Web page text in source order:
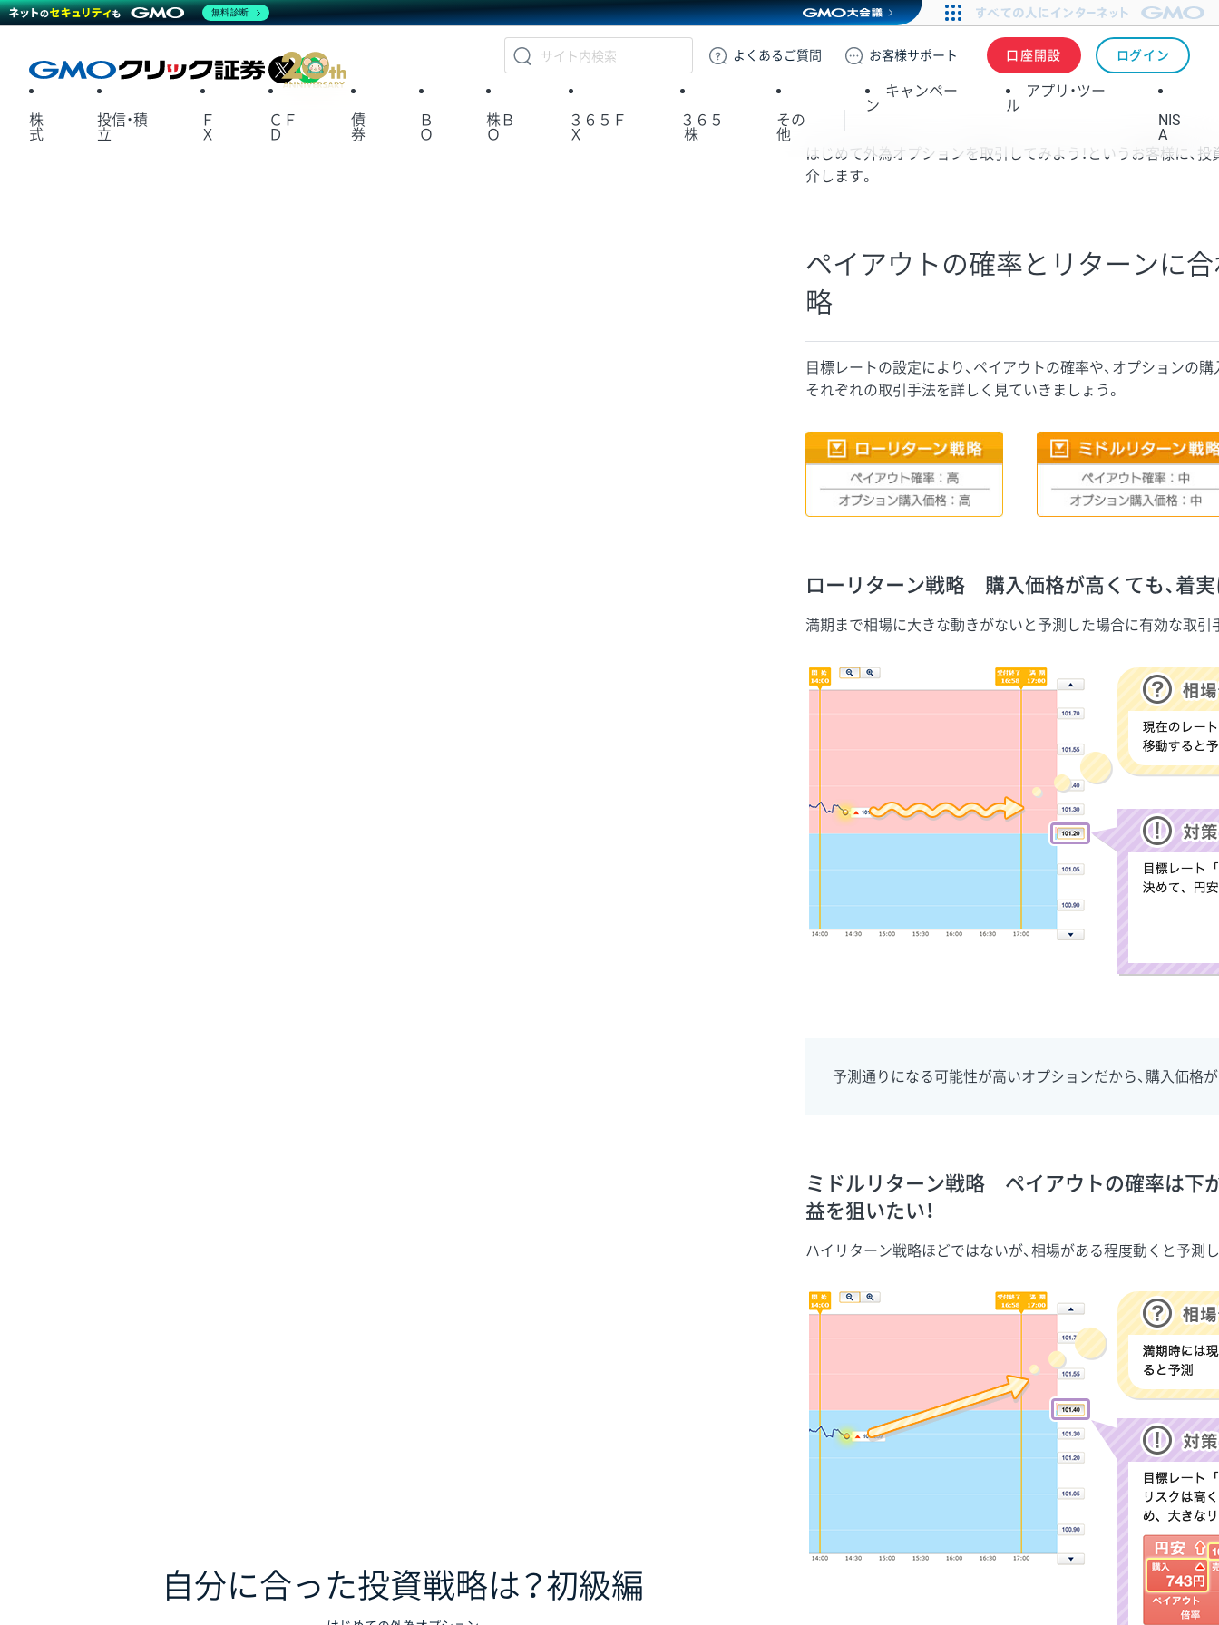
GMOクリック証券
よくある ご質問 お客様サポート 口座開設 ログイン
X
株
式
投信・積
立
Ｆ
Ｘ
ＣＦ
Ｄ
債
券
Ｂ
Ｏ
株Ｂ
Ｏ
３６５Ｆ
Ｘ
３６５
株
その
他
キャンペー
ン
アプリ・ツー
ル
NIS
A
自分に合った投資戦略は？初級編
はじめて外為オプションを取引してみよう！というお客様に、
介します。
ペイアウトの確率とリターンに
略
目標レートの設定により、ペイアウトの確率や、オプションの
それぞれの取引手法を詳しく見ていきましょう。
ローリターン戦略 購入価格が高くても、着実
満期まで相場に大きな動きがないと予測した場合に有効な取引
予測通りになる可能性が高いオプションだから、購入価格
ミドルリターン戦略 ペイアウトの確率は下
益を狙いたい！
ハイリターン戦略ほどではないが、相場がある程度動くと予測
無料診断